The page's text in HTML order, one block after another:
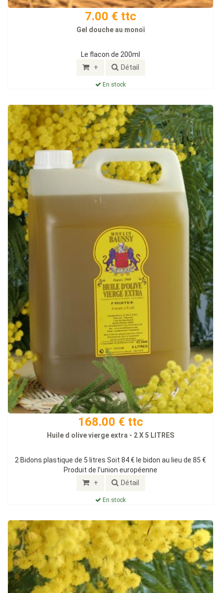
7.00 € ttc
Gel douche au monoï
Le flacon de 200ml
+ Détail
En stock
168.00 € ttc
Huile d olive vierge extra - 2 X 5 LITRES
2 Bidons plastique de 5 litres Soit 84 € le bidon au lieu de 85 €
Produit de l'union européenne
+ Détail
En stock